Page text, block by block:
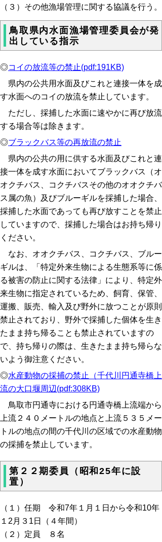
（３）その他漁場管理に関する協議を行う。
鳥取県内水面漁場管理委員会が発
出している指示
◎コイの放流等の禁止(pdf:191KB)
県内の公共用水面及びこれと連接一体を成
す水面へのコイの放流を禁止しています。
ただし、採捕した水面に速やかに再び放流
する場合等は除きます。
◎ブラックバス等の再放流の禁止
県内の公共の用に供する水面及びこれと連
接一体を成す水面においてブラックバス（オ
オクチバス、コクチバスその他のオオクチバ
ス属の魚）及びブルーギルを採捕した場合、
採捕した水面であっても再び放すことを禁止
していますので、採捕した場合はお持ち帰り
ください。
なお、オオクチバス、コクチバス、ブルー
ギルは、「特定外来生物による生態系等に係
る被害の防止に関する法律」により、特定外
来生物に指定されているため、飼育、保管、
運搬、販売、輸入及び野外に放つことが原則
禁止されており、野外で採捕した個体を生き
たまま持ち帰ることも禁止されていますの
で、持ち帰りの際は、生きたまま持ち帰らな
いよう御注意ください。
◎水産動物の採捕の禁止（千代川円通寺橋上
流の大口堰周辺(pdf:308KB)
鳥取市円通寺における円通寺橋上流端から
上流２４０メートルの地点と上流５３５メー
トルの地点の間の千代川の区域での水産動物
の採捕を禁止しています。
第２２期委員（昭和25年に設
置）
（１）任期 令和7年１月１日から令和10年
１2月３1日（４年間）
（２）定員 ８名